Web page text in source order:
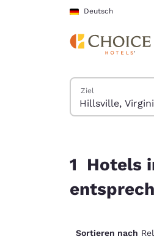
Weiter Zu Hauptinhalt
Deutsch
Hotels suchen
Ziel
1 Hotels
Sortieren nach